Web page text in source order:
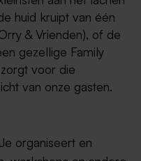
huid kruipt van één
& Vrienden), of de
gezellige Family
voor die
van onze gasten.
Je organiseert en